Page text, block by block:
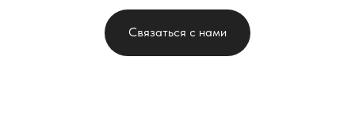
Связаться с нами